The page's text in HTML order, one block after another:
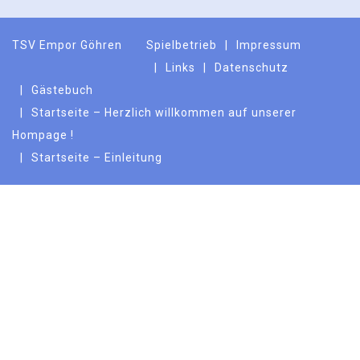
TSV Empor Göhren Spielbetrieb
Impressum
Links
Datenschutz
Gästebuch
Startseite – Herzlich willkommen auf unserer
Hompage !
Startseite – Einleitung